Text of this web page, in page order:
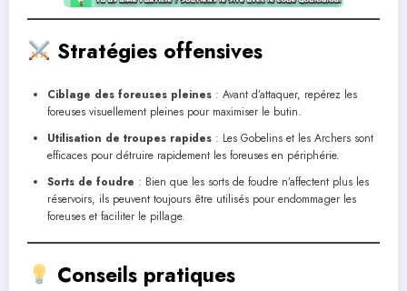
Stratégies offensives
Ciblage des foreuses pleines : Avant d’attaquer, repérez les
foreuses visuellement pleines pour maximiser le butin.
Utilisation de troupes rapides : Les Gobelins et les Archers sont
efficaces pour détruire rapidement les foreuses en périphérie.
Sorts de foudre : Bien que les sorts de foudre n’affectent plus les
réservoirs, ils peuvent toujours être utilisés pour endommager les
foreuses et faciliter le pillage.
Conseils pratiques